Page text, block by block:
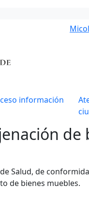
información
Salud, de
de bienes muebles.